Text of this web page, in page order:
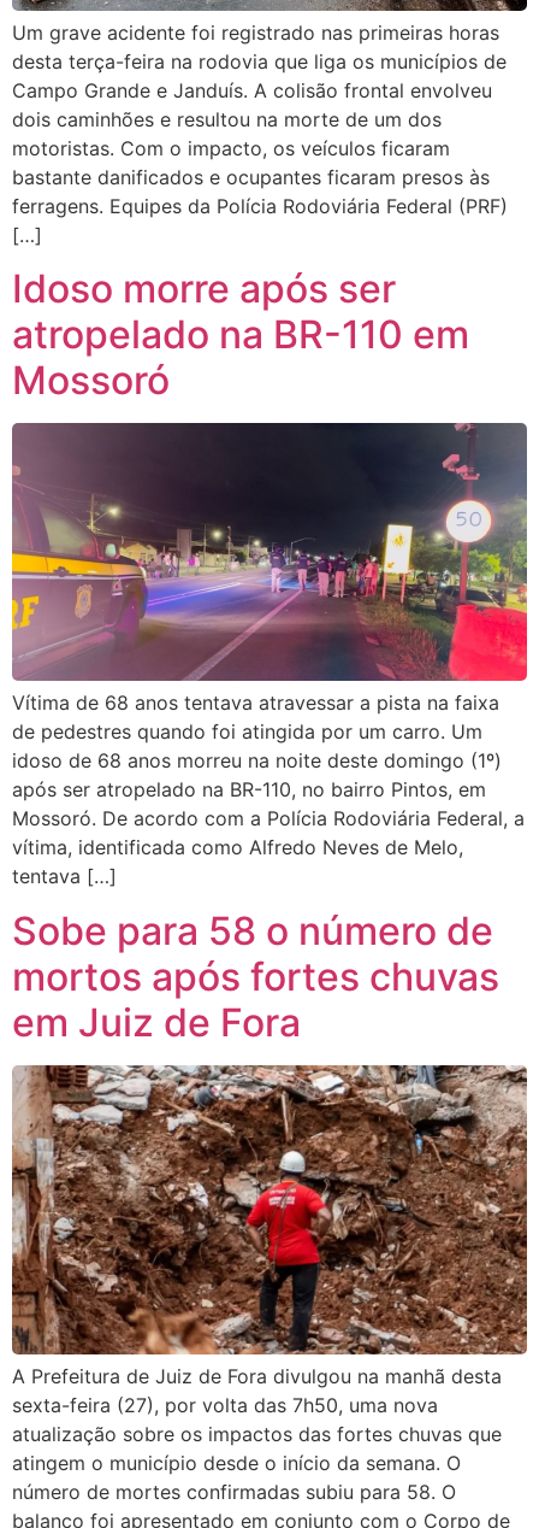
Um grave acidente foi registrado nas primeiras horas
desta terça-feira na rodovia que liga os municípios de
Campo Grande e Janduís. A colisão frontal envolveu
dois caminhões e resultou na morte de um dos
motoristas. Com o impacto, os veículos ficaram
bastante danificados e ocupantes ficaram presos às
ferragens. Equipes da Polícia Rodoviária Federal (PRF)
[…]
Idoso morre após ser
atropelado na BR-110 em
Mossoró
Vítima de 68 anos tentava atravessar a pista na faixa
de pedestres quando foi atingida por um carro. Um
idoso de 68 anos morreu na noite deste domingo (1º)
após ser atropelado na BR-110, no bairro Pintos, em
Mossoró. De acordo com a Polícia Rodoviária Federal, a
vítima, identificada como Alfredo Neves de Melo,
tentava […]
Sobe para 58 o número de
mortos após fortes chuvas
em Juiz de Fora
A Prefeitura de Juiz de Fora divulgou na manhã desta
sexta-feira (27), por volta das 7h50, uma nova
atualização sobre os impactos das fortes chuvas que
atingem o município desde o início da semana. O
número de mortes confirmadas subiu para 58. O
balanço foi apresentado em conjunto com o Corpo de